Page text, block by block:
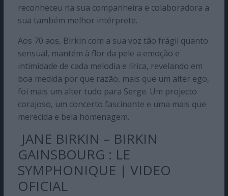
reconheceu na sua companheira e colaboradora a
sua também melhor intérprete.
Aos 70 aos, Birkin com a sua voz tão frágil quanto
sensual, mantém à flor da pele a emoção e
intimidade de cada melodia e lírica, revelando em
boa medida por que razão, mais que um alter ego,
foi mais um alter tudo para Serge. Um projecto
corajoso, um concerto fascinante e uma mais que
merecida e bela homenagem.
JANE BIRKIN – BIRKIN
GAINSBOURG : LE
SYMPHONIQUE | VIDEO
OFICIAL